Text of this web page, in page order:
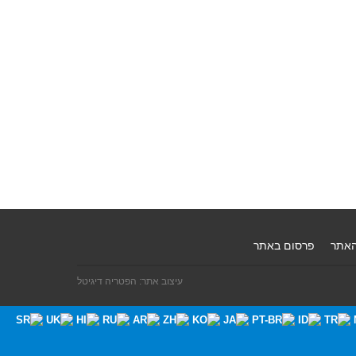
פרסום באתר
עיצוב אתר: הפטריה דיגיטל